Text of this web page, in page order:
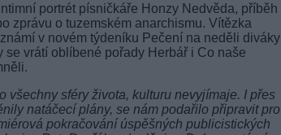
portrét písničkáře Honzy Nedvěda, příběh
zprávu o tuzemském anarchismu. Vítězka
v novém týdeníku Pečení na neděli diváky
vrátí oblíbené pořady Herbář i Co naše
všechny sféry života, kulturu nevyjímaje. I přes
natáčecí plány, se nám podařilo připravit pro
pokračování úspěšných publicistických